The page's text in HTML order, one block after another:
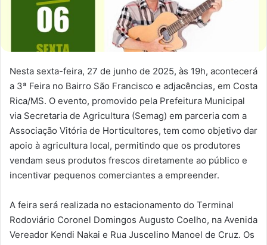
Nesta sexta-feira, 27 de junho de 2025, às 19h, acontecerá
a 3ª Feira no Bairro São Francisco e adjacências, em Costa
Rica/MS. O evento, promovido pela Prefeitura Municipal
via Secretaria de Agricultura (Semag) em parceria com a
Associação Vitória de Horticultores, tem como objetivo dar
apoio à agricultura local, permitindo que os produtores
vendam seus produtos frescos diretamente ao público e
incentivar pequenos comerciantes a empreender.
A feira será realizada no estacionamento do Terminal
Rodoviário Coronel Domingos Augusto Coelho, na Avenida
Vereador Kendi Nakai e Rua Juscelino Manoel de Cruz. Os